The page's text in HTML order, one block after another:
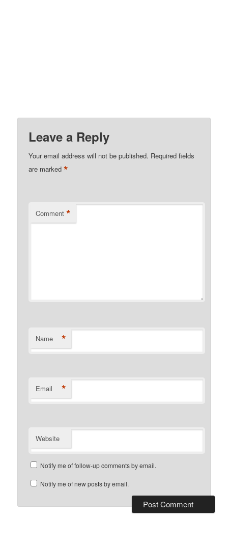
Leave a Reply
Your email address will not be published. Required fields
are marked*
Comment *
Name *
Email *
Website
Notify me of follow-up comments by email.
Notify me of new posts by email.